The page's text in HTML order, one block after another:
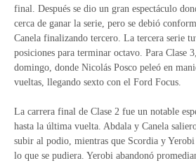
final. Después se dio un gran espectáculo
cerca de ganar la serie, pero se debió
Canela finalizando tercero. La tercera serie
posiciones para terminar octavo. Para Clase
domingo, donde Nicolás Posco peleó en
vueltas, llegando sexto con el Ford Focus.
La carrera final de Clase 2 fue un notable
hasta la última vuelta. Abdala y Canela
subir al podio, mientras que Scordia y
lo que se pudiera. Yerobi abandonó